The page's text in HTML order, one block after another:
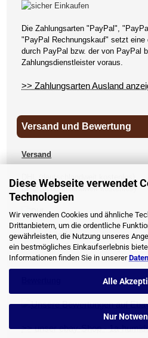
Diese Webseite verwendet
Technologien
Wir verwenden Cookies und ähnliche
Drittanbietern, um die ordentliche
gewährleisten, die Nutzung unseres
ein bestmögliches Einkaufserlebnis
Informationen finden Sie in unserer
Alle
Nur
Die Zahlungsarten "PayPal",
"PayPal Rechnungskauf" setzt eine
durch PayPal bzw. der von PayPal
Zahlungsdienstleister voraus.
>> Zahlungsarten Ausland
Versand und Bewertung
Versand
DHL (deutschlandweit kostenlos)
DPD (deutschlandweit kostenlos)
UPS
andere Länder
>> Versandkosten anzeigen
>> unser ebay-Shop - 1a-